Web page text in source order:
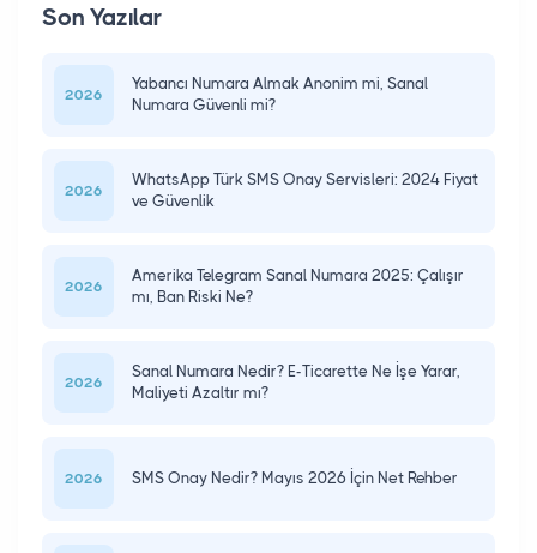
Son Yazılar
2026
Yabancı Numara Almak Anonim mi, Sanal
Numara Güvenli mi?
2026
WhatsApp Türk SMS Onay Servisleri: 2024 Fiyat
ve Güvenlik
2026
Amerika Telegram Sanal Numara 2025: Çalışır
mı, Ban Riski Ne?
2026
Sanal Numara Nedir? E-Ticarette Ne İşe Yarar,
Maliyeti Azaltır mı?
2026 SMS Onay Nedir? Mayıs 2026 İçin Net Rehber